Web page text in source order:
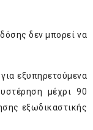
δεν μπορεί να
εξυπηρετούμενα
μέχρι 90
εξωδικαστικής